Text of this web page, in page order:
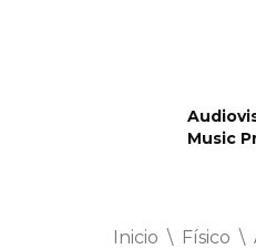
Music
Inicio \ Físico \